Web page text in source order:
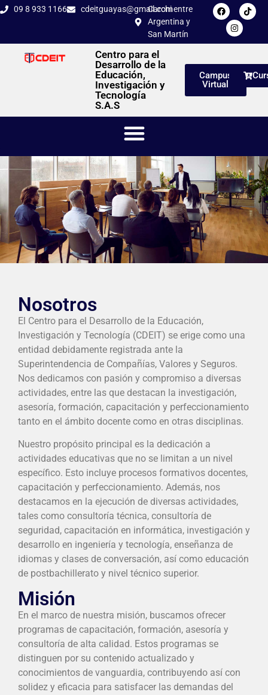
09 8 933 1166 cdeitguayas@gmail.com
Carchi entre
Argentina y
San Martín
Centro para el
Desarrollo de la
Educación,
Investigación y
Tecnología
S.A.S
Campus
Virtual
Nosotros
El Centro para el Desarrollo de la Educación,
Investigación y Tecnología (CDEIT) se erige como una
entidad debidamente registrada ante la
Superintendencia de Compañías, Valores y Seguros.
Nos dedicamos con pasión y compromiso a diversas
actividades, entre las que destacan la investigación,
asesoría, formación, capacitación y perfeccionamiento
tanto en el ámbito docente como en otras disciplinas.
Nuestro propósito principal es la dedicación a
actividades educativas que no se limitan a un nivel
específico. Esto incluye procesos formativos docentes,
capacitación y perfeccionamiento. Además, nos
destacamos en la ejecución de diversas actividades,
tales como consultoría técnica, consultoría de
seguridad, capacitación en informática, investigación y
desarrollo en ingeniería y tecnología, enseñanza de
idiomas y clases de conversación, así como educación
de postbachillerato y nivel técnico superior.
Misión
En el marco de nuestra misión, buscamos ofrecer
programas de capacitación, formación, asesoría y
consultoría de alta calidad. Estos programas se
distinguen por su contenido actualizado y
conocimientos de vanguardia, contribuyendo así con
solidez y eficacia para satisfacer las demandas del